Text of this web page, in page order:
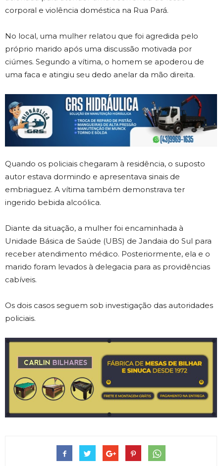
corporal e violência doméstica na Rua Pará.
No local, uma mulher relatou que foi agredida pelo
próprio marido após uma discussão motivada por
ciúmes. Segundo a vítima, o homem se apoderou de
uma faca e atingiu seu dedo anelar da mão direita.
Quando os policiais chegaram à residência, o suposto
autor estava dormindo e apresentava sinais de
embriaguez. A vítima também demonstrava ter
ingerido bebida alcoólica.
Diante da situação, a mulher foi encaminhada à
Unidade Básica de Saúde (UBS) de Jandaia do Sul para
receber atendimento médico. Posteriormente, ela e o
marido foram levados à delegacia para as providências
cabíveis.
Os dois casos seguem sob investigação das autoridades
policiais.